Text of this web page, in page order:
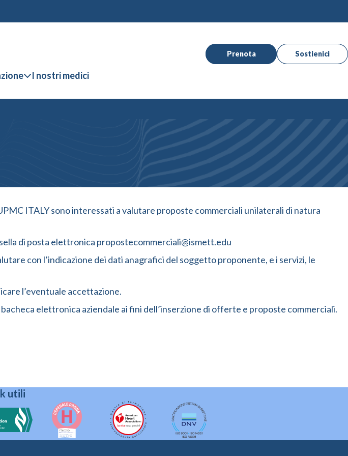
Prenota Sostienici
I nostri medici
ITALY sono interessati a valutare proposte commerciali unilaterali di natura
di posta elettronica propostecommerciali@ismett.edu
con l’indicazione dei dati anagrafici del soggetto proponente, e i servizi, le
l’eventuale accettazione.
elettronica aziendale ai fini dell’inserzione di offerte e proposte commerciali.
utili